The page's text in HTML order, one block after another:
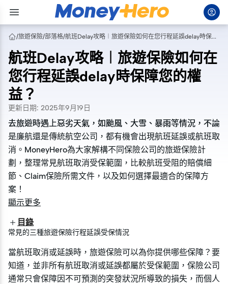
/旅遊保險/部落格/ 航班Delay攻略︱旅遊保險如何在您行程延誤delay時保障您的權益？
航班Delay攻略︱旅遊保險如何在
您行程延誤delay時保障您的權
益？
更新日期: 2025年9月19日
去旅遊時遇上惡劣天氣，如颱風、大雪、暴雨等情況，不論
是廉航還是傳統航空公司，都有機會出現航班延誤或航班取
消。MoneyHero為大家解構不同保險公司的旅遊保險計
劃，整理常見航班取消受保範圍，比較航班受阻的賠償細
節、Claim保險所需文件，以及如何選擇最適合的保障方
案！
去旅遊時遇上惡劣天氣，如颱風、大雪、暴雨等情況，不論
是廉航還是傳統航空公司，都有機會出現航班延誤或航班取
消。MoneyHero為大家解構不同保險公司的旅遊保險計
劃，整理常見航班取消受保範圍，比較航班受阻的賠償細
節、Claim保險所需文件，以及如何選擇最適合的保障方
案！
顯示更多
目錄
常見的三種旅遊保險行程延誤受保情況
當航班取消或延誤時，旅遊保險可以為你提供哪些保障？要
知道，並非所有航班取消或延誤都屬於受保範圍，保險公司
通常只會保障因不可預測的突發狀況所導致的損失，而個人